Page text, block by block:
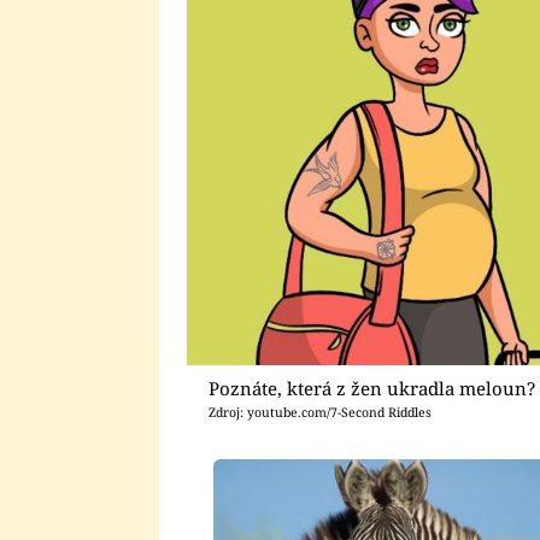
Poznáte, která z žen ukradla meloun?
Zdroj: youtube.com/7-Second Riddles